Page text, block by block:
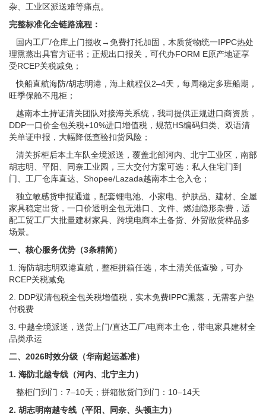
杂、工业区派送难等痛点。
完整标准化全链路流程：
国内工厂/仓库上门揽收→免费打托加固，木质货物统一IPPC热处
理熏蒸出具官方证书；正规出口报关，可代办FORM E原产地证享
受RCEP关税减免；
快船直航海防/胡志明港，海上航程仅2–4天，每周稳定多班船期，
旺季保舱不甩柜；
越南本土持证清关团队对接海关系统，我司提供正规进口商资质，
DDP一口价全包关税+10%进口增值税，规范HS编码归类、双语清
关单证申报，大幅降低查验扣货风险；
清关拆柜后本土车队全境派送，覆盖北部河内、北宁工业区，南部
胡志明、平阳、同奈工业园，三大交付方案可选：私人住宅门到
门、工厂仓库直达、Shopee/Lazada越南本土仓入仓；
独立敏感货申报通道，配套锂电池、小家电、护肤品、建材、全屋
家具稳定出货，一口价透明全包无港口、文件、燃油隐形杂费，适
配工贸工厂大批量建材家具、跨境电商本土备货、外贸散货样品多
场景。
一、核心服务优势（3条精简）
1. 海防胡志明双港直航，整柜拼箱任选，本土清关低查验，可办
RCEP关税减免
2. DDP双清包税全包关税增值税，实木免费IPPC熏蒸，无需客户垫
付税费
3. 中越全境派送，送货上门/直达工厂/电商本土仓，带电家具建材全
品类承运
二、2026时效分级（华南起运基准）
1. 海防北越专线（河内、北宁主力）
整柜门到门：7–10天；拼箱散货门到门：10–14天
2. 胡志明南越专线（平阳、同奈、头顿主力）